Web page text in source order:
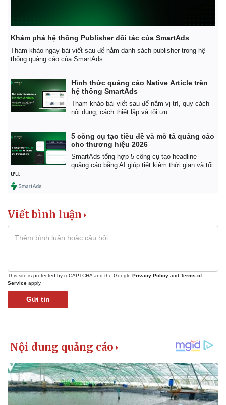
Khám phá hệ thống Publisher đối tác của SmartAds
Tham khảo ngay bài viết sau để nắm danh sách publisher trong hệ
thống quảng cáo của SmartAds.
Hình thức quảng cáo Native Article trên
hệ thống SmartAds
Tham khảo bài viết sau để nắm vị trí, quy cách
nội dung, cách thiết lập và tối ưu.
5 công cụ tạo tiêu đề và mô tả quảng cáo
cho thương hiệu 2026
SmartAds tổng hợp 5 công cụ tạo headline
quảng cáo bằng AI giúp tiết kiệm thời gian và tối
ưu.
Viết bình luận
This site is protected by reCAPTCHA and the Google Privacy Policy and Terms of
Service apply.
Gửi tin